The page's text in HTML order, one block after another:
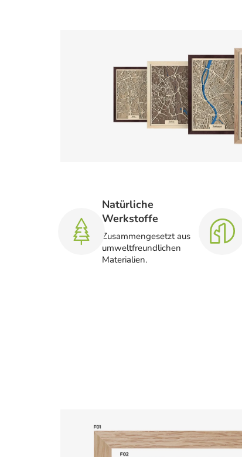
Natürliche
Werkstoffe
Zusammengesetzt aus
umweltfreundlichen
Materialien.